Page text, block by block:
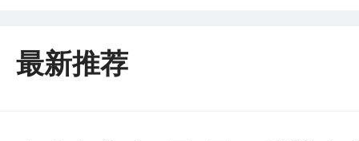
最新推荐